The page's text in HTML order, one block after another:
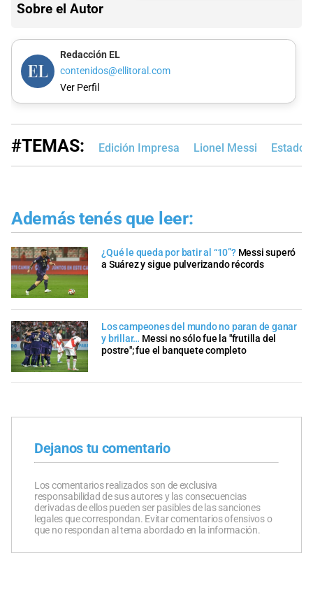
Sobre el Autor
Redacción EL
contenidos@ellitoral.com
Ver Perfil
#TEMAS: Edición Impresa Lionel Messi
Además tenés que leer:
¿Qué le queda por batir al “10”? Messi superó
a Suárez y sigue pulverizando récords
Los campeones del mundo no paran de ganar
y brillar… Messi no sólo fue la "frutilla del
postre"; fue el banquete completo
Dejanos tu comentario
Los comentarios realizados son de exclusiva
responsabilidad de sus autores y las consecuencias
derivadas de ellos pueden ser pasibles de las sanciones
legales que correspondan. Evitar comentarios ofensivos o
que no respondan al tema abordado en la información.